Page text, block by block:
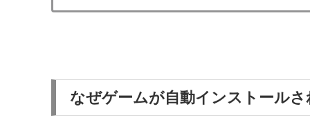
なぜゲームが自動インストール